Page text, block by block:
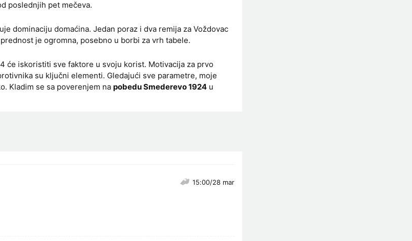
poslednjih pet mečeva.
dominaciju domaćina. Jedan poraz i dva remija za Voždovac
je ogromna, posebno u borbi za vrh tabele.
će iskoristiti sve faktore u svoju korist. Motivacija za prvo
su ključni elementi. Gledajući sve parametre, moje
Kladim se sa poverenjem na pobedu Smederevo 1924 u
15:00/28 mar